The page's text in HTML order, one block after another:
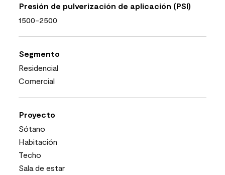
Presión de pulverización de aplicación (PSI)
1500-2500
Segmento
Residencial
Comercial
Proyecto
Sótano
Habitación
Techo
Sala de estar